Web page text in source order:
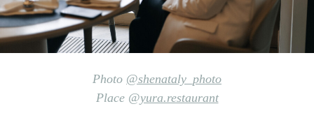
Photo @shenataly_photo
Place @yura.restaurant